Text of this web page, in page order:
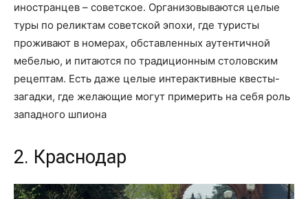
иностранцев – советское. Организовываются целые
туры по реликтам советской эпохи, где туристы
проживают в номерах, обставленных аутентичной
мебелью, и питаются по традиционным столовским
рецептам. Есть даже целые интерактивные квесты-
загадки, где желающие могут примерить на себя роль
западного шпиона
2. Краснодар